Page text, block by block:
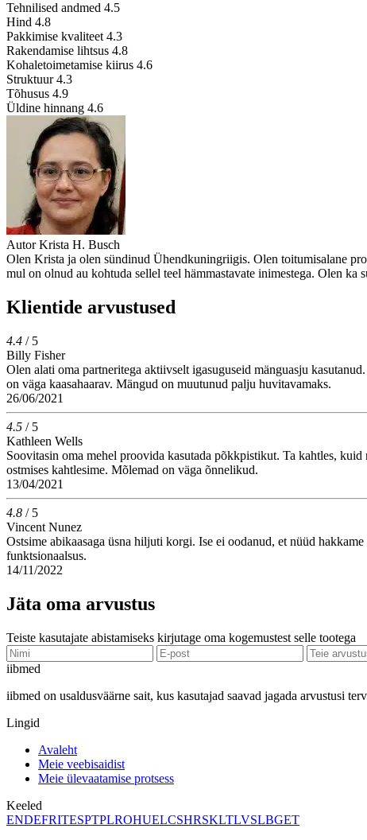
Tehnilised andmed 4.5
Hind 4.8
Pakkimise kvaliteet 4.3
Rakendamise lihtsus 4.8
Kohaletoimetamise kiirus 4.6
Struktuur 4.3
Tõhusus 4.9
Üldine hinnang 4.6
Autor Krista H. Busch
Olen Krista ja olen sündinud Ühendkuningriigis. Olen toitumisalane
mul on olnud au kohtuda sellel teel hämmastavate inimestega. Olen
Klientide arvustused
4.4 / 5
Billy Fisher
Olen alati oma partneritega aktiivselt igasuguseid mänguasju
on väga kaasahaarav. Mängud on muutunud palju huvitavamaks.
26/06/2021
4.5 / 5
Kathleen Wells
Soovitasin oma mehel proovida kasutada põkkpistikut. Ta kahtles,
ostmises kahtlesime. Mõlemad on väga õnnelikud.
13/04/2021
4.8 / 5
Vincent Nunez
Ostsime abikaasaga üsna hiljuti korgi. Ise ei oodanud, et nüüd
funktsionaalsus.
14/11/2022
Jäta oma arvustus
Teiste kasutajate abistamiseks kirjutage oma kogemustest selle tootega
iibmed
iibmed on usaldusväärne sait, kus kasutajad saavad jagada arvustusi
Lingid
Avaleht
Meie veebisaidist
Meie ülevaatamise protsess
Keeled
ENDEFRITESPTPLROHUELCSHRSKLTLVSLBGET